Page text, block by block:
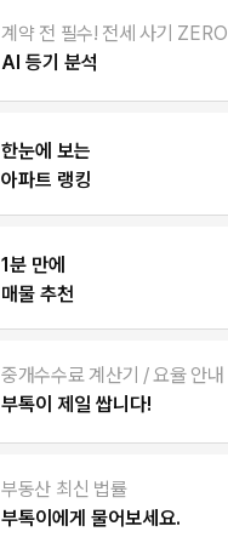
계약 전 필수! 전세 사기 ZERO
AI 등기 분석
한눈에 보는
아파트 랭킹
1분 만에
매물 추천
중개수수료 계산기 / 요율 안내
부톡이 제일 쌉니다!
부동산 최신 법률
부톡이에게 물어보세요.